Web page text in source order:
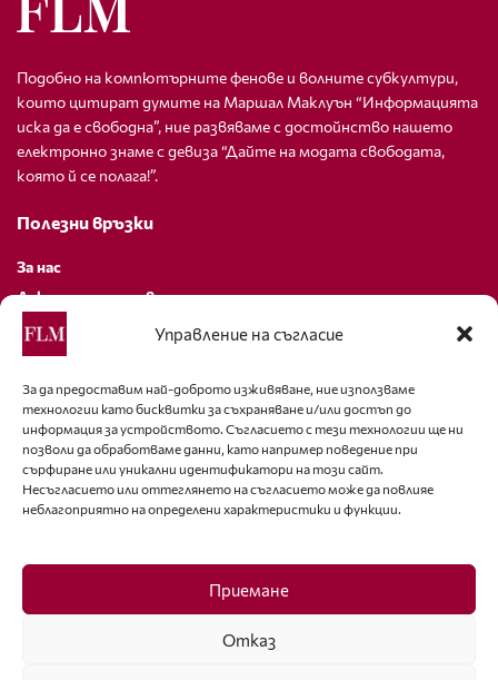
Управление на съгласие
За да предоставим най-доброто изживяване, ние използваме
технологии като бисквитки за съхраняване и/или достъп до
информация за устройството. Съгласието с тези технологии ще ни
позволи да обработваме данни, като например поведение при
сърфиране или уникални идентификатори на този сайт.
Несъгласието или оттеглянето на съгласието може да повлияе
неблагоприятно на определени характеристики и функции.
Приемане
Отказ
Подобно на компютърните фенове и волните субкултури,
които цитират думите на Маршал Маклуън “Информацията
иска да е свободна”, ние развяваме с достойнство нашето
електронно знаме с девиза “Дайте на модата свободата,
която й се полага!”.
Полезни връзки
За нас
Декларация за поверителност
Политика за бисквитки
За контакти
editor@fashion-lifestyle.net
+359 88 227 33 47
Последвайте ни
Facebook